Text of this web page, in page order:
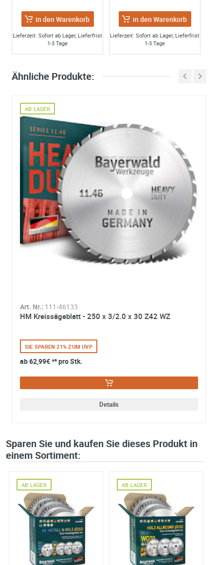
in den Warenkorb
Lieferzeit: Sofort ab Lager, Lieferfrist
1-3 Tage
in den Warenkorb
Lieferzeit: Sofort ab Lager, Lieferfrist
1-3 Tage
Ähnliche Produkte:
Art. Nr.: 111-46133
HM Kreissägeblatt - 250 x 3/2.0 x 30 Z42 WZ
AB LAGER
SIE SPAREN 21% ZUM UVP
ab62,99€*² pro Stk.
Details
Sparen Sie und kaufen Sie dieses Produkt in
einem Sortiment:
AB LAGER AB LAGER